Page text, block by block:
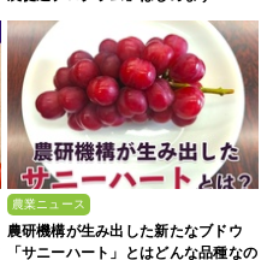
農業ニュース
農研機構が生み出した新たなブドウ
「サニーハート」とはどんな品種なの